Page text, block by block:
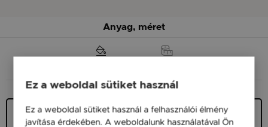
Anyag, méret
Ezüst 925
8 800 Ft
Ez a weboldal sütiket használ
Ez a weboldal sütiket használ a felhasználói élmény
javítása érdekében. A weboldalunk használatával Ön